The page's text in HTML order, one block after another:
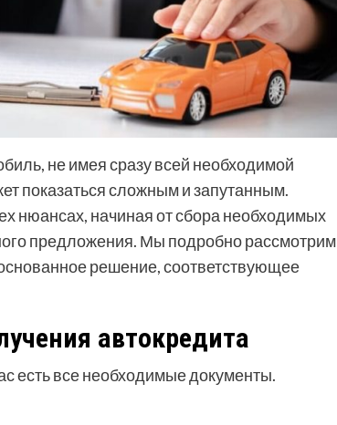
не имея сразу всей необходимой
показаться сложным и запутанным.
нюансах, начиная от сбора необходимых
предложения. Мы подробно рассмотрим
решение, соответствующее
автокредита
есть все необходимые документы.